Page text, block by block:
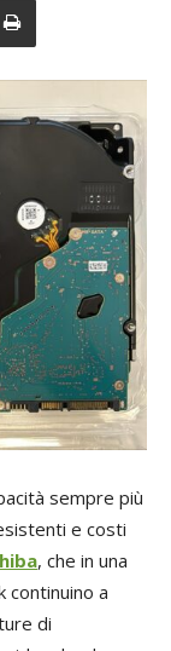
sempre più
e costi
, che in una
continuino a
di